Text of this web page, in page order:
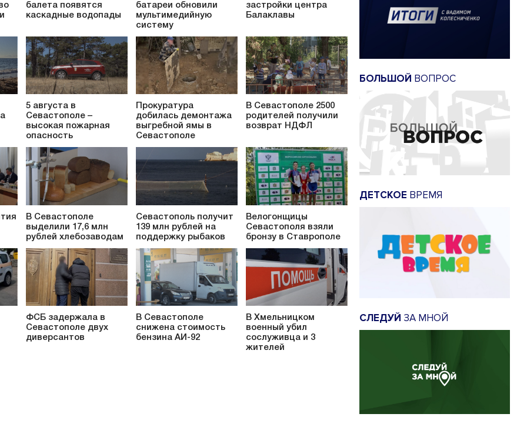
балета появятся
каскадные водопады
батареи обновили
мультимедийную
систему
застройки центра
Балаклавы
5 августа в
Севастополе –
высокая пожарная
опасность
Прокуратура
добилась демонтажа
выгребной ямы в
Севастополе
В Севастополе 2500
родителей получили
возврат НДФЛ
В Севастополе
выделили 17,6 млн
рублей хлебозаводам
Севастополь получит
139 млн рублей на
поддержку рыбаков
Велогонщицы
Севастополя взяли
бронзу в Ставрополе
ФСБ задержала в
Севастополе двух
диверсантов
В Севастополе
снижена стоимость
бензина АИ-92
В Хмельницком
военный убил
сослуживца и 3
жителей
БОЛЬШОЙ ВОПРОС
ДЕТСКОЕ ВРЕМЯ
СЛЕДУЙ ЗА МНОЙ